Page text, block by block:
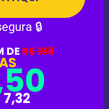
🔒
DER$ 198
7,32